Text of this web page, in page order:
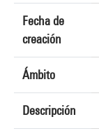
Fecha de
creación
Ámbito
Descripción